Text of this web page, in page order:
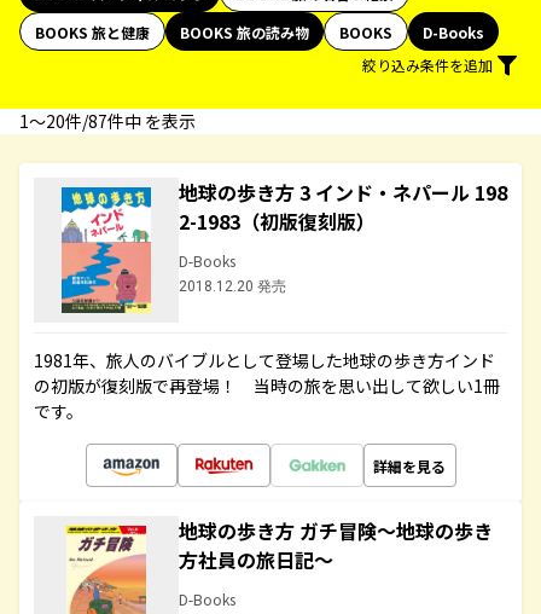
BOOKS 旅と健康
BOOKS 旅の読み物 BOOKS
D-Books
絞り込み条件を追加
1〜20件/87件中 を表示
地球の歩き方 3 インド・ネパール 198
2-1983（初版復刻版）
D-Books
2018.12.20 発売
1981年、旅人のバイブルとして登場した地球の歩き方インド
の初版が復刻版で再登場！ 当時の旅を思い出して欲しい1冊
です。
詳細を見る
地球の歩き方 ガチ冒険～地球の歩き
方社員の旅日記～
D-Books